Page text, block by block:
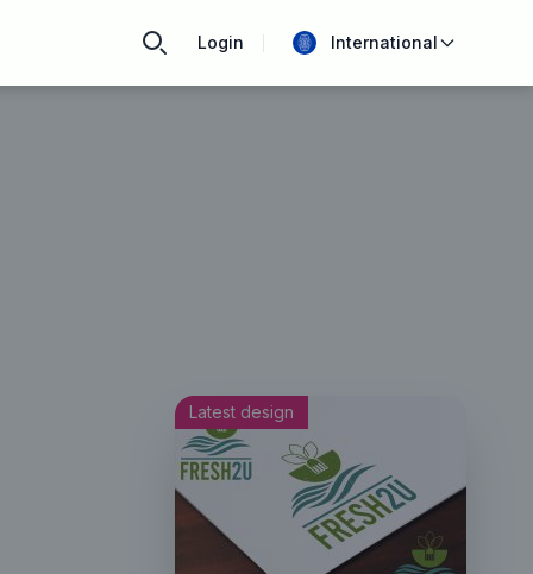
Login International
Latest design